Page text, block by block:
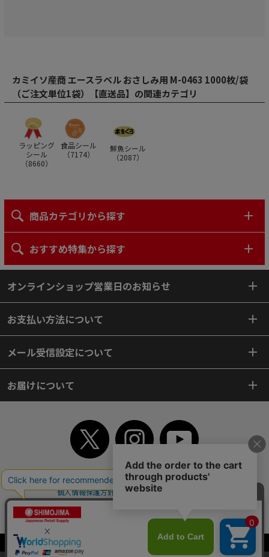
当サイトはクッキー（Cookie）を使用しています。Cookieの使用に同意いた
カミイソ産商 エースラベル おさしみ用 M-0463 1000枚/袋
（ご注文単位1袋）【直送品】の関連カテゴリ
ラッピング
シール
（8660）
食品シール
（7174）
鮮魚シール
（2087）
商品カテゴリから探す
おすすめ特集から探す
オンラインショップ営業日のお知らせ
お支払い方法について
メール受信設定について
お届けについて
TOP 初めてご利用のお客様へ ご利用案内
ご利用規約
個人情報保護方針
特定商取引法
よくあるご質問
お問い合わせ
サイトマップ
Copyright© 2018 SHIMOJIMA Co.,Ltd. All Rights Reserved.